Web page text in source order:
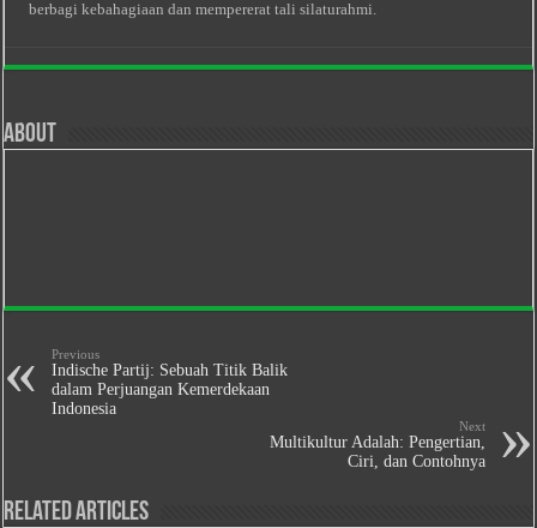
berbagi kebahagiaan dan mempererat tali silaturahmi.
About
Previous
Indische Partij: Sebuah Titik Balik
dalam Perjuangan Kemerdekaan
Indonesia
Next
Multikultur Adalah: Pengertian,
Ciri, dan Contohnya
Related Articles